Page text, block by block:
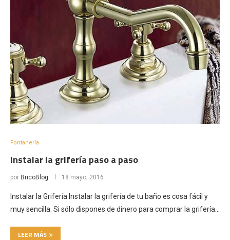
Fontanería
Instalar la grifería paso a paso
por BricoBlog 18 mayo, 2016
Instalar la Grifería Instalar la grifería de tu baño es cosa fácil y
muy sencilla. Si sólo dispones de dinero para comprar la grifería…
LEER MÁS